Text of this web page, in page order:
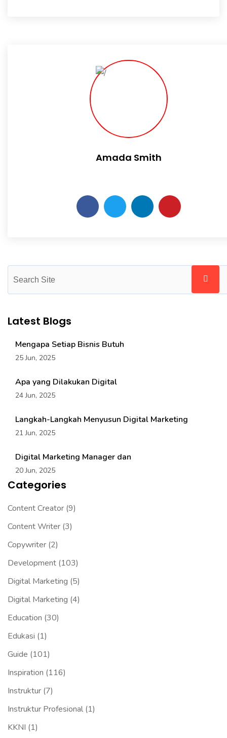
Amada Smith
Latest Blogs
Mengapa Setiap Bisnis Butuh
25 Jun, 2025
Apa yang Dilakukan Digital
24 Jun, 2025
Langkah-Langkah Menyusun Digital Marketing
21 Jun, 2025
Digital Marketing Manager dan
20 Jun, 2025
Categories
Content Creator (9)
Content Writer (3)
Copywriter (2)
Development (103)
Digital Marketing (5)
Digital Marketing (4)
Education (30)
Edukasi (1)
Guide (101)
Inspiration (116)
Instruktur (7)
Instruktur Profesional (1)
KKNI (1)